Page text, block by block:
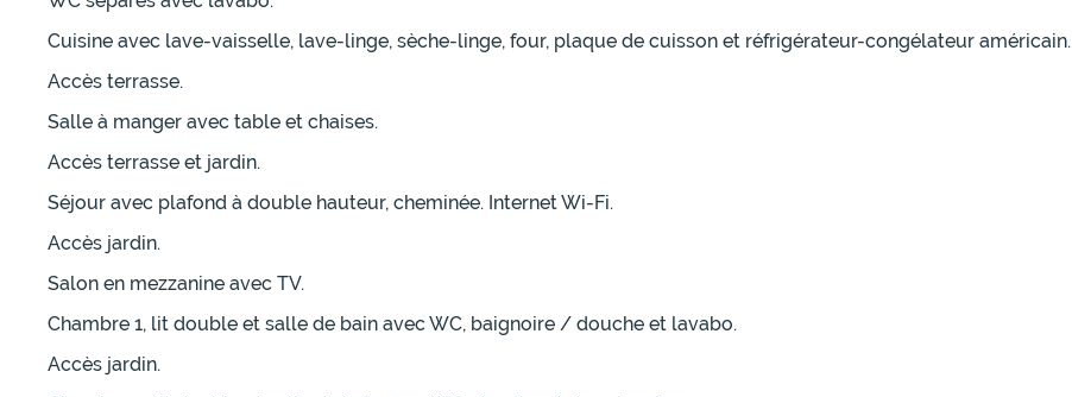
Cuisine avec lave-vaisselle, lave-linge, sèche-linge, four, plaque de cuisson et réfrigérateur-congélateur américain.
Accès terrasse.
Salle à manger avec table et chaises.
Accès terrasse et jardin.
Séjour avec plafond à double hauteur, cheminée. Internet Wi-Fi.
Accès jardin.
Salon en mezzanine avec TV.
Chambre 1, lit double et salle de bain avec WC, baignoire / douche et lavabo.
Accès jardin.